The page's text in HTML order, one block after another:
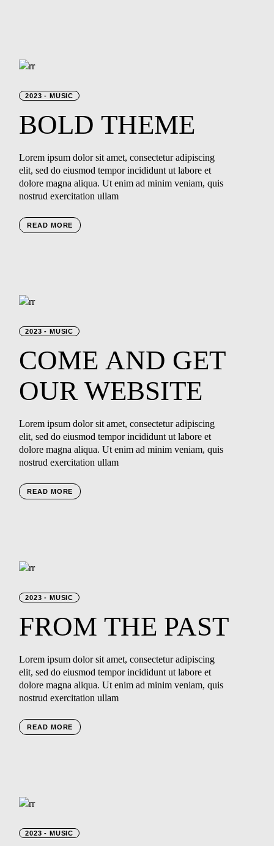
2023 MUSIC
BOLDTHEME
Lorem ipsum dolor sit amet, consectetur adipiscing
elit, sed do eiusmod tempor incididunt ut labore et
dolore magna aliqua. Ut enim ad minim veniam, quis
nostrud exercitation ullam
READ MORE
2023 MUSIC
COMEAND GET
OURWEBSITE
Lorem ipsum dolor sit amet, consectetur adipiscing
elit, sed do eiusmod tempor incididunt ut labore et
dolore magna aliqua. Ut enim ad minim veniam, quis
nostrud exercitation ullam
READ MORE
2023 MUSIC
FROMTHE PAST
Lorem ipsum dolor sit amet, consectetur adipiscing
elit, sed do eiusmod tempor incididunt ut labore et
dolore magna aliqua. Ut enim ad minim veniam, quis
nostrud exercitation ullam
READ MORE
2023 MUSIC